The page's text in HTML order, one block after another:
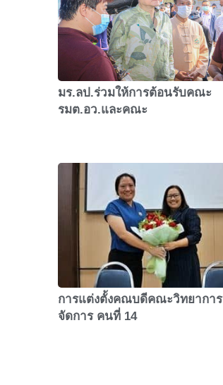
มร.ลป.ร่วมให้การต้อนรับคณะ
รมต.อว.และคณะ
การแต่งตั้งคณบดีคณะวิทยาการ
จัดการ คนที่ 14